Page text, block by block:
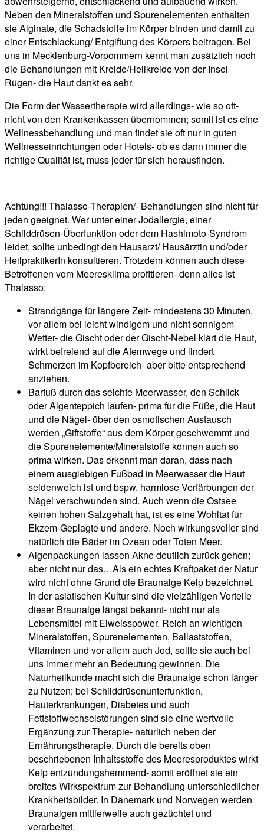
Neben den Mineralstoffen und Spurenelementen enthalten
sie Alginate, die Schadstoffe im Körper binden und damit zu
einer Entschlackung/ Entgiftung des Körpers beitragen. Bei
uns in Mecklenburg-Vorpommern kennt man zusätzlich noch
die Behandlungen mit Kreide/Heilkreide von der Insel
Rügen- die Haut dankt es sehr.
Die Form der Wassertherapie wird allerdings- wie so oft-
nicht von den Krankenkassen übernommen; somit ist es eine
Wellnessbehandlung und man findet sie oft nur in guten
Wellnesseinrichtungen oder Hotels- ob es dann immer die
richtige Qualität ist, muss jeder für sich herausfinden.
Achtung!!! Thalasso-Therapien/- Behandlungen sind nicht für
jeden geeignet. Wer unter einer Jodallergie, einer
Schilddrüsen-Überfunktion oder dem Hashimoto-Syndrom
leidet, sollte unbedingt den Hausarzt/ Hausärztin und/oder
HeilpraktikerIn konsultieren. Trotzdem können auch diese
Betroffenen vom Meeresklima profitieren- denn alles ist
Thalasso:
Strandgänge für längere Zeit- mindestens 30 Minuten,
vor allem bei leicht windigem und nicht sonnigem
Wetter- die Gischt oder der Gischt-Nebel klärt die Haut,
wirkt befreiend auf die Atemwege und lindert
Schmerzen im Kopfbereich- aber bitte entsprechend
anziehen.
Barfuß durch das seichte Meerwasser, den Schlick
oder Algenteppich laufen- prima für die Füße, die Haut
und die Nägel- über den osmotischen Austausch
werden „Giftstoffe“ aus dem Körper geschwemmt und
die Spurenelemente/Mineralstoffe können auch so
prima wirken. Das erkennt man daran, dass nach
einem ausgiebigen Fußbad in Meerwasser die Haut
seidenweich ist und bspw. harmlose Verfärbungen der
Nägel verschwunden sind. Auch wenn die Ostsee
keinen hohen Salzgehalt hat, ist es eine Wohltat für
Ekzem-Geplagte und andere. Noch wirkungsvoller sind
natürlich die Bäder im Ozean oder Toten Meer.
Algenpackungen lassen Akne deutlich zurück gehen;
aber nicht nur das…Als ein echtes Kraftpaket der Natur
wird nicht ohne Grund die Braunalge Kelp bezeichnet.
In der asiatischen Kultur sind die vielzähligen Vorteile
dieser Braunalge längst bekannt- nicht nur als
Lebensmittel mit Eiweisspower. Reich an wichtigen
Mineralstoffen, Spurenelementen, Ballaststoffen,
Vitaminen und vor allem auch Jod, sollte sie auch bei
uns immer mehr an Bedeutung gewinnen. Die
Naturheilkunde macht sich die Braunalge schon länger
zu Nutzen; bei Schilddrüsenunterfunktion,
Hauterkrankungen, Diabetes und auch
Fettstoffwechselstörungen sind sie eine wertvolle
Ergänzung zur Therapie- natürlich neben der
Ernährungstherapie. Durch die bereits oben
beschriebenen Inhaltsstoffe des Meeresproduktes wirkt
Kelp entzündungshemmend- somit eröffnet sie ein
breites Wirkspektrum zur Behandlung unterschiedlicher
Krankheitsbilder. In Dänemark und Norwegen werden
Braunalgen mittlerweile auch gezüchtet und
verarbeitet.